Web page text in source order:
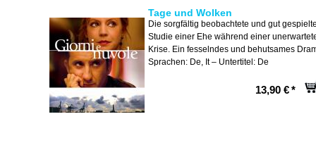
Tage und Wolken
Die sorgfältig beobachtete und gut
Studie einer Ehe während einer
Krise. Ein fesselndes und behutsames
Sprachen: De, It – Untertitel: De
13,90 €*